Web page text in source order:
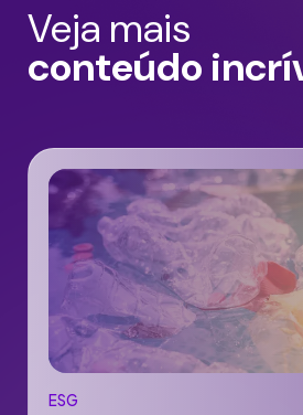
Veja mais
conteúdo
ESG